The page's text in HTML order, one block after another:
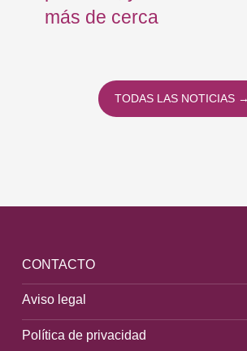
más de cerca
TODAS LAS NOTICIAS →
CONTACTO
Aviso legal
Política de privacidad